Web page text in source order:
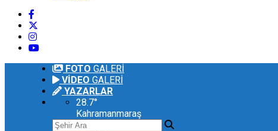
FOTO GALERİ
VİDEO GALERİ
YAZARLAR
28.7°
Kahramanmaraş